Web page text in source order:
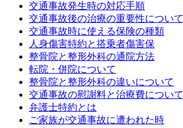
交通事故発生時の対応手順
交通事故後の治療の重要性について
交通事故時に使える保険の種類
人身傷害特約と搭乗者傷害保
整骨院と整形外科の通院方法
転院・併院について
整骨院と整形外科の違いについて
交通事故の慰謝料と治療費について
弁護士特約とは
ご家族が交通事故に遭われた時